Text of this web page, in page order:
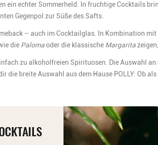
ein echter Sommerheld. In fruchtige Cocktails
Gegenpol zur Süße des Safts.
– auch im Cocktailglas. In Kombination
die Palomaoder die klassische Margarita
zu alkoholfreien Spirituosen. Die Auswahl
die breite Auswahl aus dem Hause POLLY: Ob als